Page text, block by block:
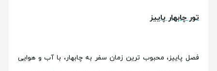
تور چابهار پاییز
فصل پاییز، محبوب ترین زمان سفر به چابهار، با آب و هوایی